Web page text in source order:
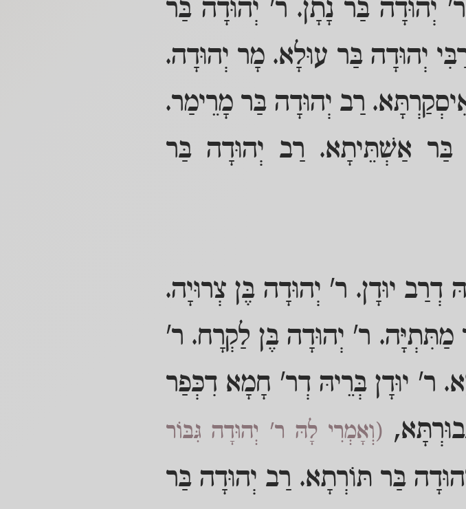
יְהוּדָה בַּר נָתָן. ר' יְהוּדָה בַּר
יְהוּדָה בַּר עוּלָא. מָר יְהוּדָה.
רַב יְהוּדָה בַּר מָרֵימַר.
בַּר אַשְׁתֵּיתָא. רַב יְהוּדָה בַּר
דְרַב יוּדָן. ר' יְהוּדָה בֶּן צְרוּיָה.
מַתִּתְיָּה. ר' יְהוּדָה בֶּן לַקְרָח. ר'
ר' יוּדָן בְּרֵיהּ דְר' חָמָא דִכְּפַר
(וְאָמְרִי לָהּ ר' יְהוּדָה גִּבּוֹר
בַּר תּוֹרְתָא. רַב יְהוּדָה בַּר